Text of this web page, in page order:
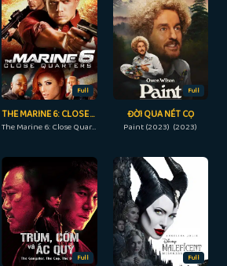
Full
THE MARINE 6: CLOSE QUARTERS
The Marine 6: Close Quarters (2018)
Full
ĐỜI QUA NÉT CỌ
Paint (2023) (2023)
Full Full